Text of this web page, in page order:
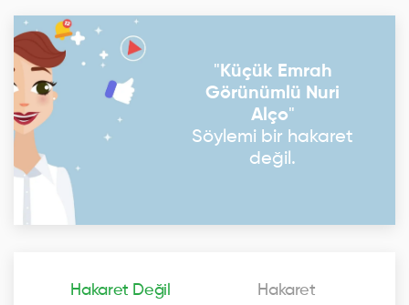
"Küçük Emrah
Görünümlü Nuri
Alço"
Söylemi bir hakaret
değil.
Hakaret Değil Hakaret